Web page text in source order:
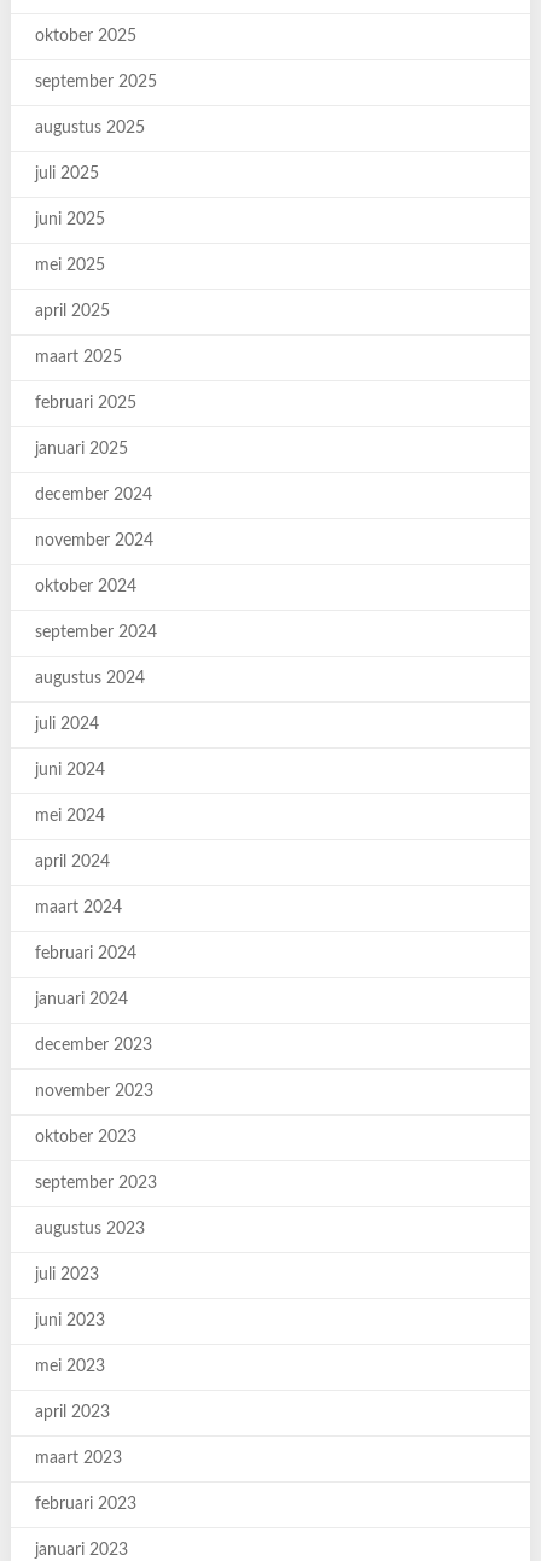
oktober 2025
september 2025
augustus 2025
juli 2025
juni 2025
mei 2025
april 2025
maart 2025
februari 2025
januari 2025
december 2024
november 2024
oktober 2024
september 2024
augustus 2024
juli 2024
juni 2024
mei 2024
april 2024
maart 2024
februari 2024
januari 2024
december 2023
november 2023
oktober 2023
september 2023
augustus 2023
juli 2023
juni 2023
mei 2023
april 2023
maart 2023
februari 2023
januari 2023